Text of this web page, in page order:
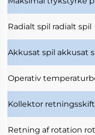
Radialt spil radialt spil
Akkusat spil akkusat
Operativ
Kollektor
Retning af rotation